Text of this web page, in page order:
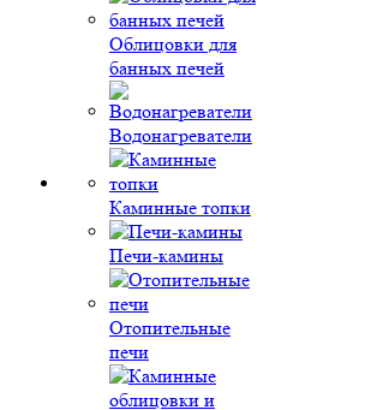
Облицовки для
банных печей
Водонагреватели
Каминные топки
Печи-камины
Отопительные
печи